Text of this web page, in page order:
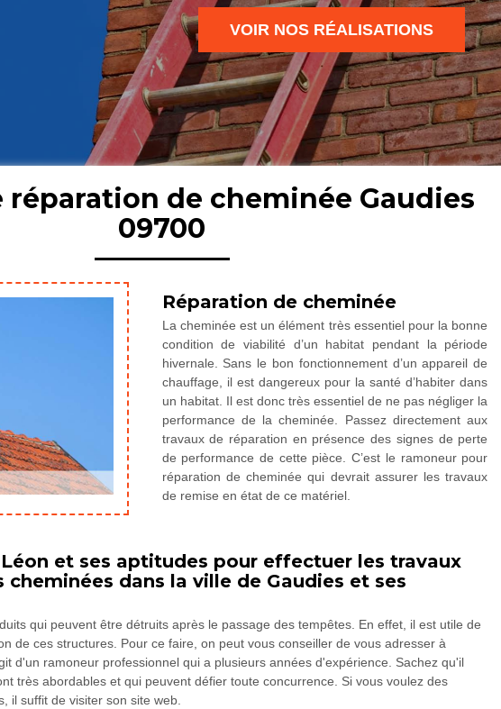
VOIR NOS RÉALISATIONS
réparation de cheminée Gaudies
09700
Réparation de cheminée
La cheminée est un élément très essentiel pour la bonne
condition de viabilité d’un habitat pendant la période
hivernale. Sans le bon fonctionnement d’un appareil de
chauffage, il est dangereux pour la santé d’habiter dans
un habitat. Il est donc très essentiel de ne pas négliger la
performance de la cheminée. Passez directement aux
travaux de réparation en présence des signes de perte
de performance de cette pièce. C’est le ramoneur pour
réparation de cheminée qui devrait assurer les travaux
de remise en état de ce matériel.
et ses aptitudes pour effectuer les travaux
cheminées dans la ville de Gaudies et ses
qui peuvent être détruits après le passage des tempêtes. En effet, il est utile de
de ces structures. Pour ce faire, on peut vous conseiller de vous adresser à
d'un ramoneur professionnel qui a plusieurs années d'expérience. Sachez qu'il
très abordables et qui peuvent défier toute concurrence. Si vous voulez des
il suffit de visiter son site web.